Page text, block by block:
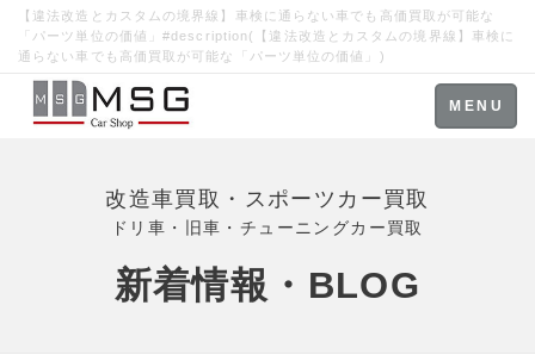
【違法改造とカスタムの境界線】車検に通らない車でも高価買取が可能な
「パーツ単位の価値」#description(【違法改造とカスタムの境界線】車検に
通らない車でも高価買取が可能な「パーツ単位の価値」)
Toggle
navigation
MENU
改造車買取・スポーツカー買取
ドリ車・旧車・チューニングカー買取
新着情報・BLOG